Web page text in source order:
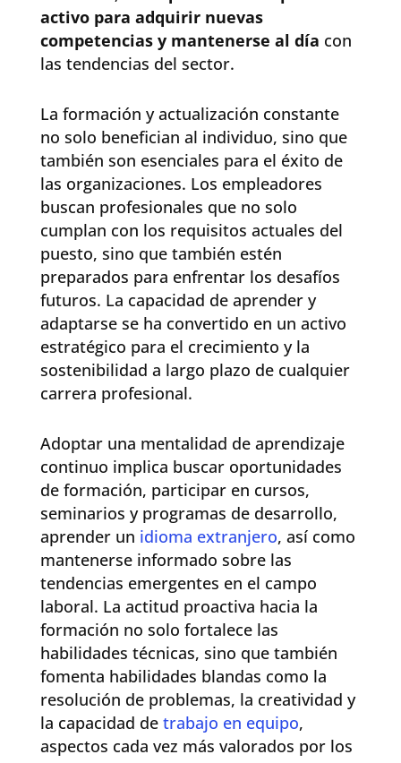
activo para adquirir nuevas
competencias y mantenerse al día con
las tendencias del sector.
La formación y actualización constante
no solo benefician al individuo, sino que
también son esenciales para el éxito de
las organizaciones. Los empleadores
buscan profesionales que no solo
cumplan con los requisitos actuales del
puesto, sino que también estén
preparados para enfrentar los desafíos
futuros. La capacidad de aprender y
adaptarse se ha convertido en un activo
estratégico para el crecimiento y la
sostenibilidad a largo plazo de cualquier
carrera profesional.
Adoptar una mentalidad de aprendizaje
continuo implica buscar oportunidades
de formación, participar en cursos,
seminarios y programas de desarrollo,
aprender un idioma extranjero, así como
mantenerse informado sobre las
tendencias emergentes en el campo
laboral. La actitud proactiva hacia la
formación no solo fortalece las
habilidades técnicas, sino que también
fomenta habilidades blandas como la
resolución de problemas, la creatividad y
la capacidad de trabajo en equipo,
aspectos cada vez más valorados por los